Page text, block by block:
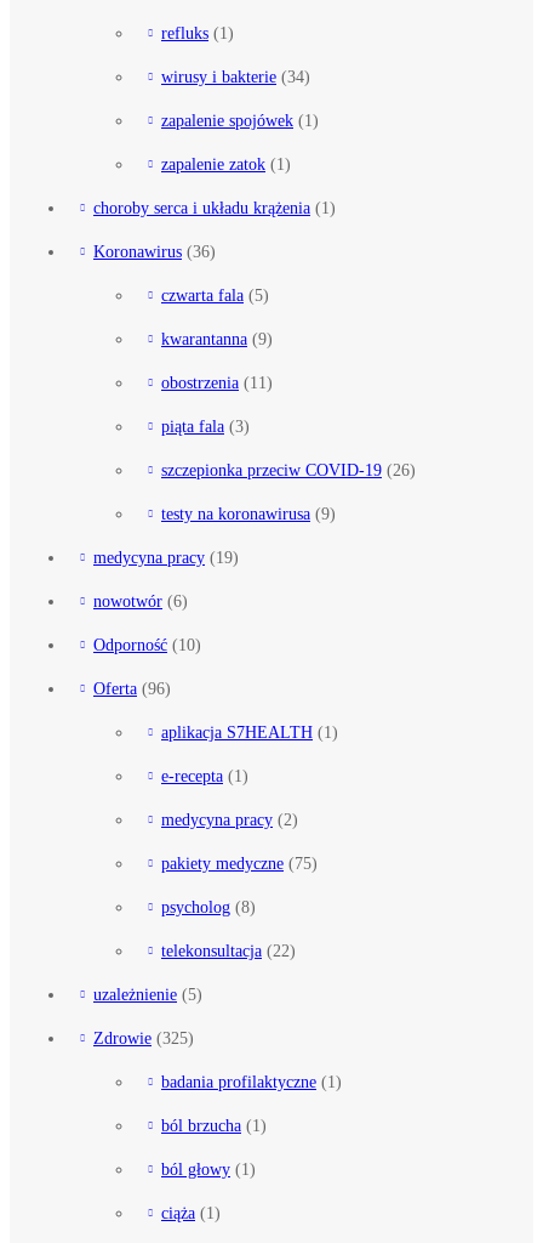
refluks (1)
wirusy i bakterie (34)
zapalenie spojówek (1)
zapalenie zatok (1)
choroby serca i układu krążenia (1)
Koronawirus (36)
czwarta fala (5)
kwarantanna (9)
obostrzenia (11)
piąta fala (3)
szczepionka przeciw COVID-19 (26)
testy na koronawirusa (9)
medycyna pracy (19)
nowotwór (6)
Odporność (10)
Oferta (96)
aplikacja S7HEALTH (1)
e-recepta (1)
medycyna pracy (2)
pakiety medyczne (75)
psycholog (8)
telekonsultacja (22)
uzależnienie (5)
Zdrowie (325)
badania profilaktyczne (1)
ból brzucha (1)
ból głowy (1)
ciąża (1)